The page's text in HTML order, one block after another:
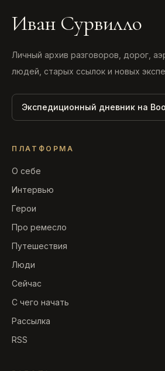
Иван Сурвилло
Личный архив разговоров, дорог,
людей, старых ссылок и новых
Экспедиционный дневник на
ПЛАТФОРМА
О себе
Интервью
Герои
Про ремесло
Путешествия
Люди
Сейчас
С чего начать
Рассылка
RSS